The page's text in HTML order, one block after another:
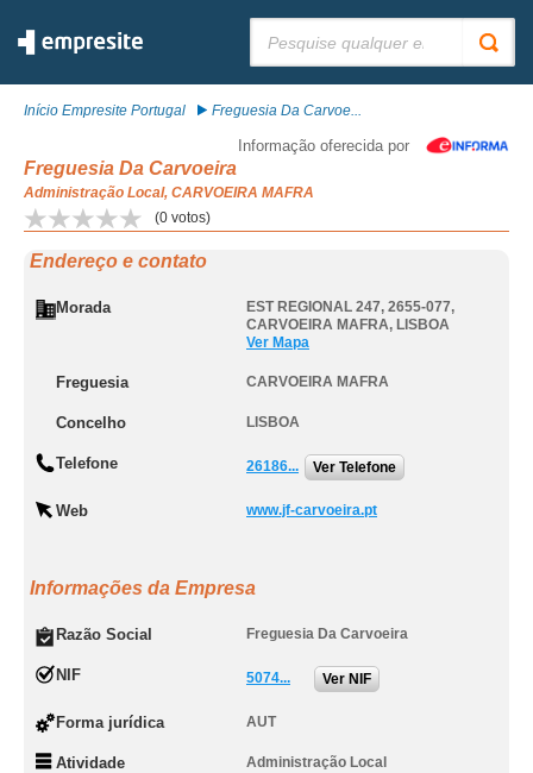
Início Empresite Portugal Freguesia Da Carvoe...
Informação oferecida por
Freguesia Da Carvoeira
Administração Local, CARVOEIRA MAFRA
(0 votos)
Endereço e contato
Morada EST REGIONAL 247, 2655-077,
CARVOEIRA MAFRA, LISBOA
Ver Mapa
Freguesia CARVOEIRA MAFRA
Concelho LISBOA
Telefone 26186... Ver Telefone
Web www.jf-carvoeira.pt
Informações da Empresa
Razão Social Freguesia Da Carvoeira
NIF 5074... Ver NIF
Forma jurídica AUT
Atividade Administração Local